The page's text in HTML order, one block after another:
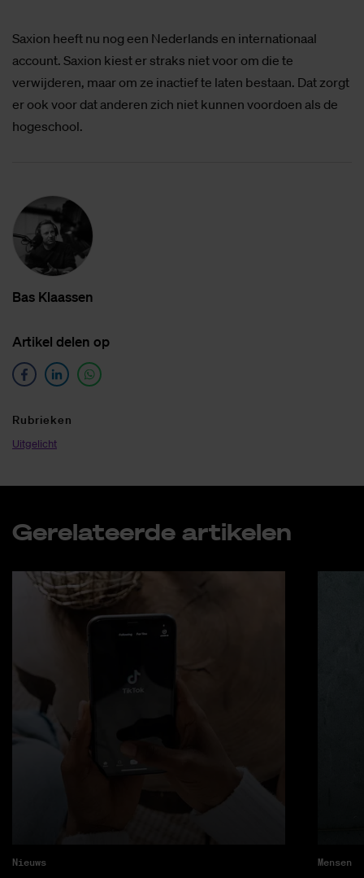
Saxion heeft nu nog een Nederlands en internationaal
account. Saxion kiest er straks niet voor om die te
verwijderen, maar om ze inactief te laten bestaan. Dat zorgt
er ook voor dat anderen zich niet kunnen voordoen als de
hogeschool.
Bas Klaas­sen
Ar­ti­kel de­len op
Ru­brie­ken
Uitgelicht
Ge­re­la­teer­de ar­ti­ke­len
Nieuws Mensen